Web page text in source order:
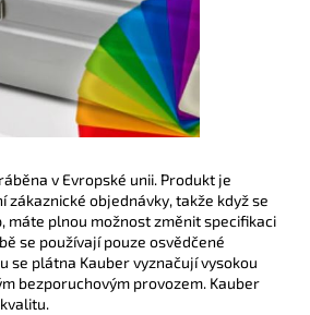
v Evropské unii. Produkt je
zákaznické objednávky, takže když se
máte plnou možnost změnit specifikaci
se používají pouze osvědčené
se plátna Kauber vyznačují vysokou
bezporuchovým provozem. Kauber